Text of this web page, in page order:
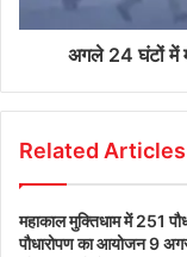
अगले 24 घंटों में
Related Articles
महाकाल मुक्तिधाम में 251
पौधारोपण का आयोजन 9